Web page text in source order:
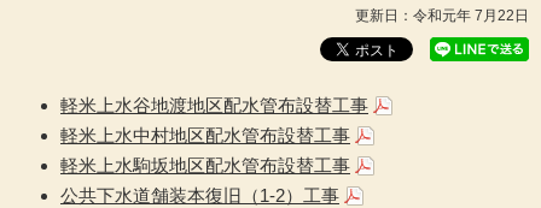
ン
メ
更新日：令和元年 7月22日
軽米上水谷地渡地区配水管布設替工事
軽米上水中村地区配水管布設替工事
軽米上水駒坂地区配水管布設替工事
公共下水道舗装本復旧（1-2）工事